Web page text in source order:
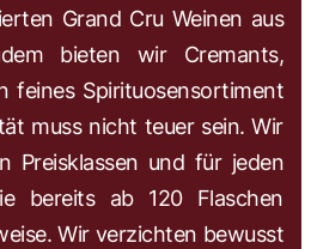
Grand Cru Weinen aus
bieten wir Cremants,
feines Spirituosensortiment
muss nicht teuer sein. Wir
Preisklassen und für jeden
bereits ab 120 Flaschen
Wir verzichten bewusst